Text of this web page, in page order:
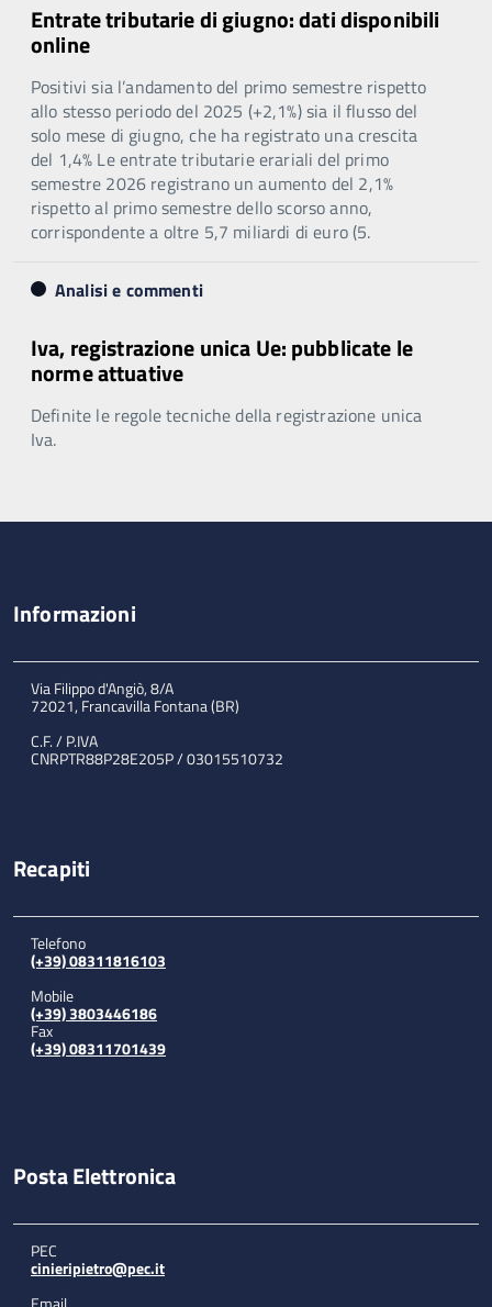
Entrate tributarie di giugno: dati disponibili
online
Positivi sia l’andamento del primo semestre rispetto
allo stesso periodo del 2025 (+2,1%) sia il flusso del
solo mese di giugno, che ha registrato una crescita
del 1,4% Le entrate tributarie erariali del primo
semestre 2026 registrano un aumento del 2,1%
rispetto al primo semestre dello scorso anno,
corrispondente a oltre 5,7 miliardi di euro (5.
Analisi e commenti
Iva, registrazione unica Ue: pubblicate le
norme attuative
Definite le regole tecniche della registrazione unica
Iva.
Informazioni
Via Filippo d'Angiò, 8/A
72021, Francavilla Fontana (BR)
C.F. / P.IVA
CNRPTR88P28E205P / 03015510732
Recapiti
Telefono
(+39) 08311816103
Mobile
(+39) 3803446186
Fax
(+39) 08311701439
Posta Elettronica
PEC
cinieripietro@pec.it